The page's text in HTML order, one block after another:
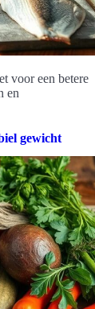
voor een betere
en
gewicht